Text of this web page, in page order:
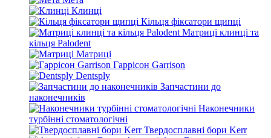
Клинці
Кільця фіксатори щипці
Матриці клинці та
кільця Palodent
Матриці
Гаррісон Garrison
Dentsply
Запчастини до
наконечників
Наконечники
турбінні стоматологічні
Твердосплавні бори Kerr